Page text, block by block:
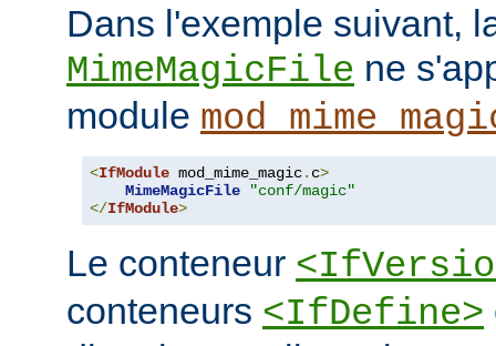
Dans l'exemple suivant,
MimeMagicFile ne
module
<IfModule mod_mime_magic. c>
MimeMagicFile
"conf/magic"
</IfModule>
Le conteneur
conteneurs <IfDefine>